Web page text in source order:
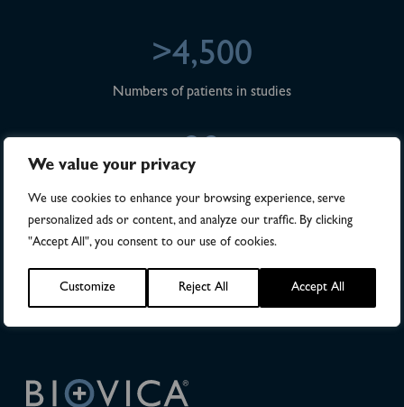
We value your privacy
We use cookies to enhance your browsing experience, serve
personalized ads or content, and analyze our traffic. By clicking
"Accept All", you consent to our use of cookies.
Customize Reject All Accept All
>4,500
Numbers of patients in studies
28
32
Pharma Projects